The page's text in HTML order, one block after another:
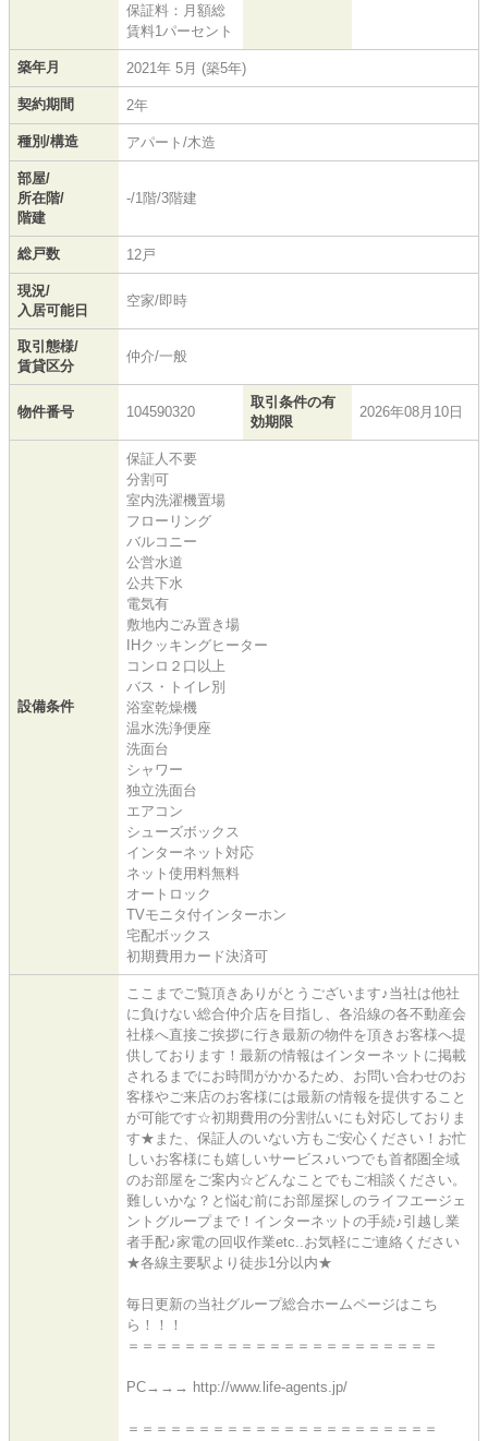
保証料：月額総
賃料1パーセント
築年月 2021年 5月 (築5年)
契約期間 2年
種別/構造 アパート/木造
部屋/
所在階/
階建
-/1階/3階建
総戸数 12戸
現況/
入居可能日
空家/即時
取引態様/
賃貸区分
仲介/一般
物件番号 104590320
取引条件の有
効期限
2026年08月10日
設備条件
保証人不要
分割可
室内洗濯機置場
フローリング
バルコニー
公営水道
公共下水
電気有
敷地内ごみ置き場
IHクッキングヒーター
コンロ２口以上
バス・トイレ別
浴室乾燥機
温水洗浄便座
洗面台
シャワー
独立洗面台
エアコン
シューズボックス
インターネット対応
ネット使用料無料
オートロック
TVモニタ付インターホン
宅配ボックス
初期費用カード決済可
ここまでご覧頂きありがとうございます♪当社は他社
に負けない総合仲介店を目指し、各沿線の各不動産会
社様へ直接ご挨拶に行き最新の物件を頂きお客様へ提
供しております！最新の情報はインターネットに掲載
されるまでにお時間がかかるため、お問い合わせのお
客様やご来店のお客様には最新の情報を提供すること
が可能です☆初期費用の分割払いにも対応しておりま
す★また、保証人のいない方もご安心ください！お忙
しいお客様にも嬉しいサービス♪いつでも首都圏全域
のお部屋をご案内☆どんなことでもご相談ください。
難しいかな？と悩む前にお部屋探しのライフエージェ
ントグループまで！インターネットの手続♪引越し業
者手配♪家電の回収作業etc..お気軽にご連絡ください
★各線主要駅より徒歩1分以内★
毎日更新の当社グループ総合ホームページはこち
ら！！！
＝＝＝＝＝＝＝＝＝＝＝＝＝＝＝＝＝＝＝＝＝＝
PC→→→ http://www.life-agents.jp/
＝＝＝＝＝＝＝＝＝＝＝＝＝＝＝＝＝＝＝＝＝＝